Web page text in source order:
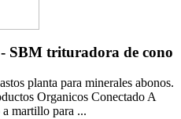
SBM trituradora de cono
planta para minerales abonos.
Organicos Conectado A
martillo para ...